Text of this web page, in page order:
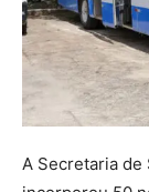
A Secretaria de